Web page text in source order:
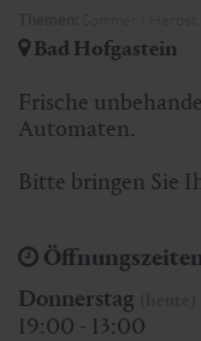
Bad Hofgastein
Frische
Automaten.
Bitte bringen Sie
Öffnungszeiten
Donnerstag
19:00 - 13:00